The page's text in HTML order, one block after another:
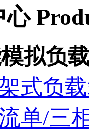
心
拟负
式负
单/三